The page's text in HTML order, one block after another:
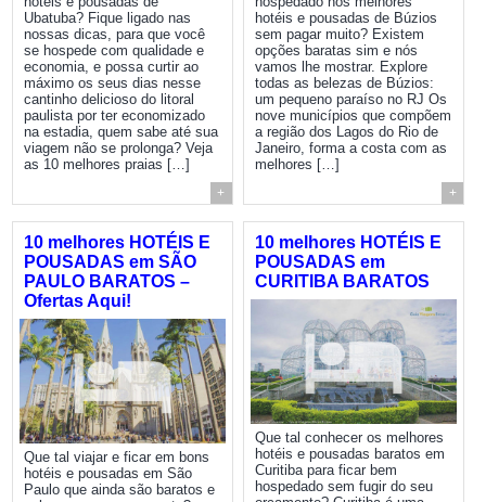
Ubatuba? Fique ligado nas
nossas dicas, para que você
se hospede com qualidade e
economia, e possa curtir ao
máximo os seus dias nesse
cantinho delicioso do litoral
paulista por ter economizado
na estadia, quem sabe até sua
viagem não se prolonga? Veja
as 10 melhores praias […]
+
hotéis e pousadas de Búzios
sem pagar muito? Existem
opções baratas sim e nós
vamos lhe mostrar. Explore
todas as belezas de Búzios:
um pequeno paraíso no RJ Os
nove municípios que compõem
a região dos Lagos do Rio de
Janeiro, forma a costa com as
melhores […]
+
10 melhores HOTÉIS E
POUSADAS em SÃO
PAULO BARATOS –
Ofertas Aqui!
Que tal viajar e ficar em bons
hotéis e pousadas em São
Paulo que ainda são baratos e
10 melhores HOTÉIS E
POUSADAS em
CURITIBA BARATOS
Que tal conhecer os melhores
hotéis e pousadas baratos em
Curitiba para ficar bem
hospedado sem fugir do seu